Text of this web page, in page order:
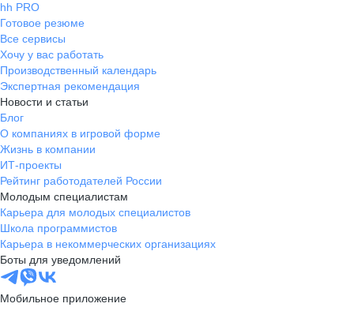
hh PRO
Готовое резюме
Все сервисы
Хочу у вас работать
Производственный календарь
Экспертная рекомендация
Новости и статьи
Блог
О компаниях в игровой форме
Жизнь в компании
ИТ-проекты
Рейтинг работодателей России
Молодым специалистам
Карьера для молодых специалистов
Школа программистов
Карьера в некоммерческих организациях
Боты для уведомлений
Мобильное приложение